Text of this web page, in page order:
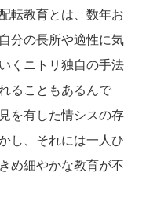
転教育とは、数年お
分の長所や適性に気
くニトリ独自の手法
ることもあるんで
を有した情シスの存
し、それには一人ひ
め細やかな教育が不